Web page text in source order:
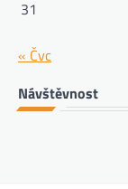
31
« Čvc
Návštěvnost